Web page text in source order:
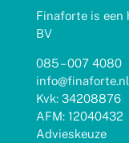
Finaforte is een
BV
085 – 007 4080
info@finaforte.nl
Kvk: 34208876
AFM: 12040432
Advieskeuze